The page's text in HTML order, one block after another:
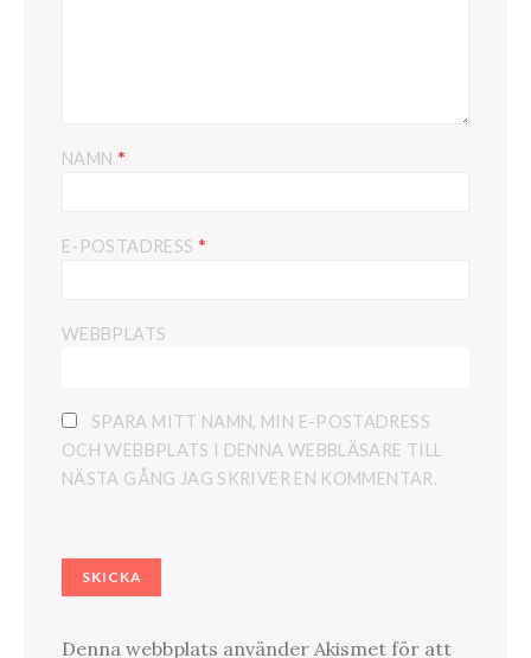
NAMN *
E-POSTADRESS *
WEBBPLATS
SPARA MITT NAMN, MIN E-POSTADRESS
OCH WEBBPLATS I DENNA WEBBLÄSARE TILL
NÄSTA GÅNG JAG SKRIVER EN KOMMENTAR.
Denna webbplats använder Akismet för att